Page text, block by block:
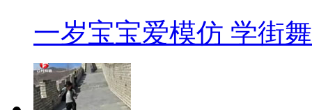
一岁宝宝爱模仿 学街